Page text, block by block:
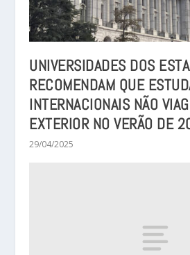
UNIVERSIDADES DOS
RECOMENDAM QUE
INTERNACIONAIS NÃO
EXTERIOR NO VERÃO DE
29/04/2025